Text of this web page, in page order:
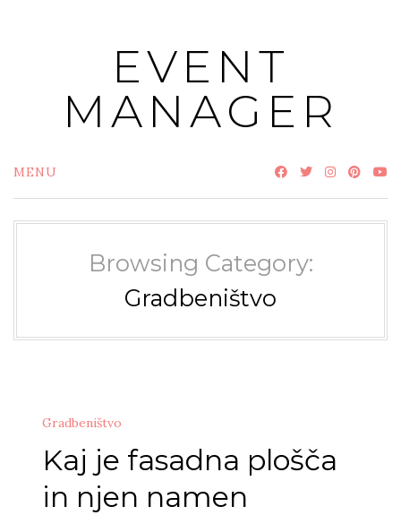
EVENT
MANAGER
MENU
Browsing Category:
Gradbeništvo
Gradbeništvo
Kaj je fasadna plošča
in njen namen